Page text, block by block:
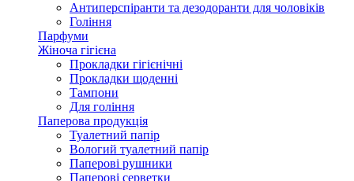
Антиперспіранти та дезодоранти для чоловіків
Гоління
Парфуми
Жіноча гігієна
Прокладки гігієнічні
Прокладки щоденні
Тампони
Для гоління
Паперова продукція
Туалетний папір
Вологий туалетний папір
Паперові рушники
Паперові серветки